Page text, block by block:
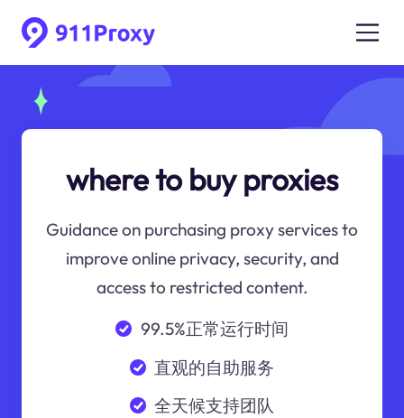
where to buy proxies
Guidance on purchasing proxy services to
improve online privacy, security, and
access to restricted content.
99.5%正常运行时间
直观的自助服务
全天候支持团队